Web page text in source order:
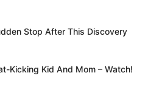
Stop After This Discovery
Kicking Kid And Mom – Watch!